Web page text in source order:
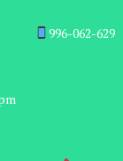
996-062-629